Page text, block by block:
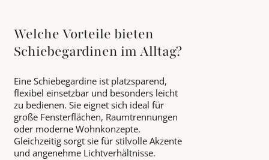
Welche Vorteile bieten
Schiebegardinen im Alltag?
Eine Schiebegardine ist platzsparend,
flexibel einsetzbar und besonders leicht
zu bedienen. Sie eignet sich ideal für
große Fensterflächen, Raumtrennungen
oder moderne Wohnkonzepte.
Gleichzeitig sorgt sie für stilvolle Akzente
und angenehme Lichtverhältnisse.